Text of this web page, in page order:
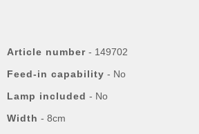
Article number - 149702
Feed-in capability - No
Lamp included - No
Width - 8cm